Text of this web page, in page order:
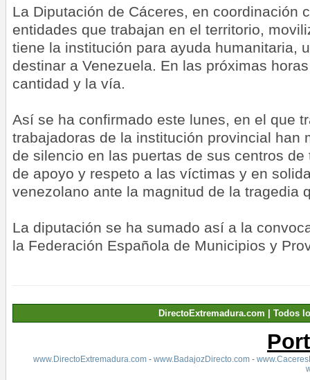
La Diputación de Cáceres, en coordinación
entidades que trabajan en el territorio,
tiene la institución para ayuda humanitaria,
destinar a Venezuela. En las próximas
cantidad y la vía.
Así se ha confirmado este lunes, en el que
trabajadoras de la institución provincial han
de silencio en las puertas de sus centros
de apoyo y respeto a las víctimas y en
venezolano ante la magnitud de la tragedia
La diputación se ha sumado así a la
la Federación Española de Municipios y
DirectoExtremadura.com | Todos
www.DirectoExtremadura.com- www.BadajozDirecto.com-